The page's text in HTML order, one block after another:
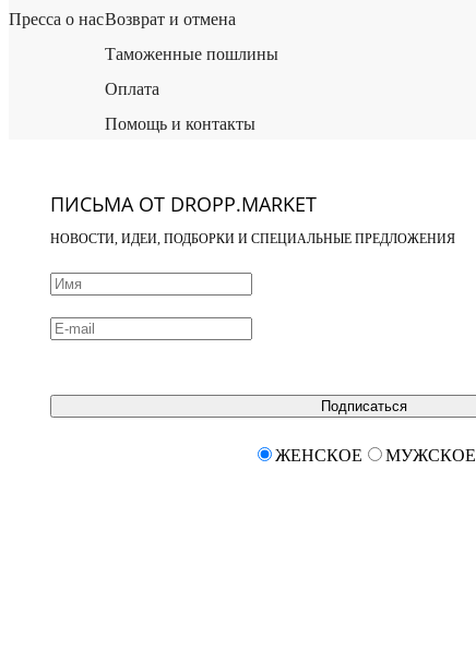
Пресса о насВозврат и отмена
Таможенные пошлины
Оплата
Помощь и контакты
ПИСЬМА ОТ DROPP.MARKET
НОВОСТИ, ИДЕИ, ПОДБОРКИ И СПЕЦИАЛЬНЫЕ ПРЕДЛОЖЕНИЯ
Подписаться
ЖЕНСКОЕ МУЖСКОЕ